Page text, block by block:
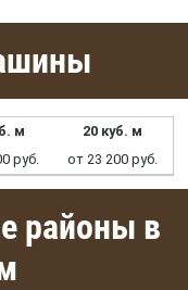
м
20 куб. м
руб. от 23 200 руб.
районы в